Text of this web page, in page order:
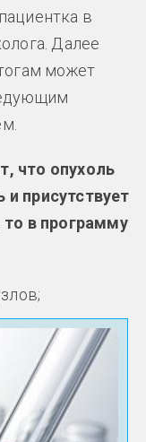
в
Далее
может
что опухоль
и присутствует
то в программу